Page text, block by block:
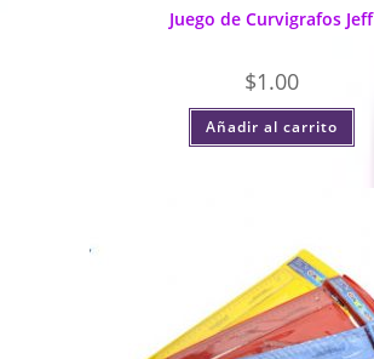
Juego de Curvigrafos Jeff
$1.00
Añadir al carrito